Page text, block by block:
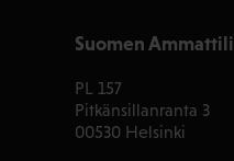
Suomen
PL 157
Pitkänsillanranta 3
00530 Helsinki